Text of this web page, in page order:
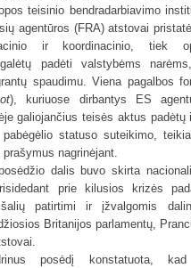
teisinio bendradarbiavimo
agentūros (FRA) atstovai
ir koordinacinio, tiek
padėti valstybėms
spaudimu. Viena pagalbos
), kuriuose dirbantys ES
galiojančius teisės aktus padėtų
statuso suteikimo,
nagrinėjant.
dalis buvo skirta
prie kilusios krizės
patirtimi ir įžvalgomis
Britanijos parlamentų,
posėdį konstatuota,